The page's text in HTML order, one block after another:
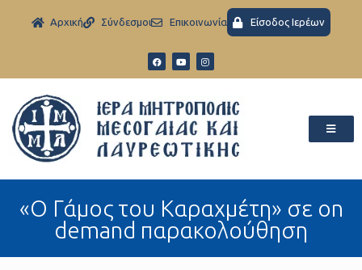
Aρχική Σύνδεσμοι Eπικοινωνία Είσοδος Ιερέων
«Ο Γάμος του Καραχμέτη» σε on
demand παρακολούθηση